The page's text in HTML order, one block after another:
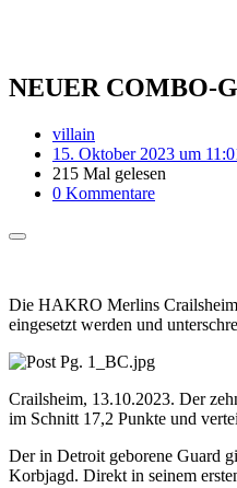
NEUER COMBO-
villain
15. Oktober 2023 um
215 Mal gelesen
0 Kommentare
Die HAKRO Merlins Crailsheim
eingesetzt werden und
Crailsheim, 13.10.2023. Der
im Schnitt 17,2 Punkte und
Der in Detroit geborene Guard
Korbjagd. Direkt in seinem